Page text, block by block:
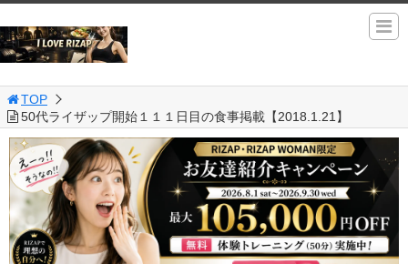
TOP
50代ライザップ開始１１１日目の食事掲載【2018.1.21】